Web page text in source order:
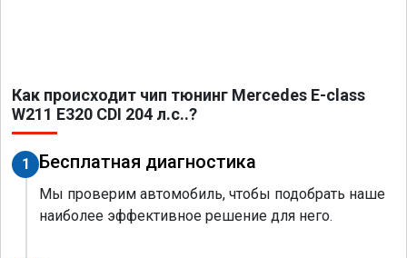
Как происходит чип тюнинг Mercedes E-class
W211 E320 CDI 204 л.с..?
1 Бесплатная диагностика
Мы проверим автомобиль, чтобы подобрать наше
наиболее эффективное решение для него.